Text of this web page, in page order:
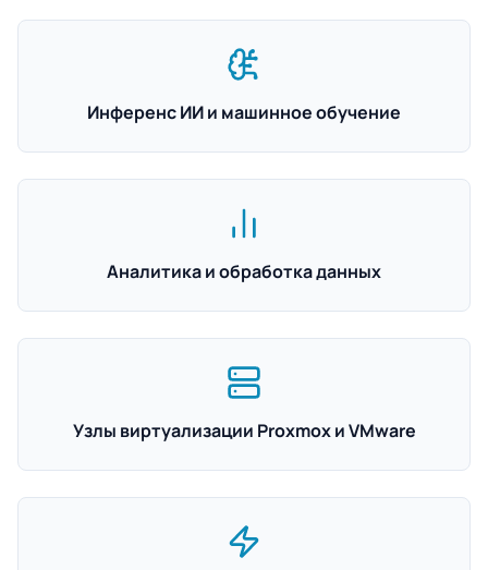
Инференс ИИ и машинное обучение
Аналитика и обработка данных
Узлы виртуализации Proxmox и VMware